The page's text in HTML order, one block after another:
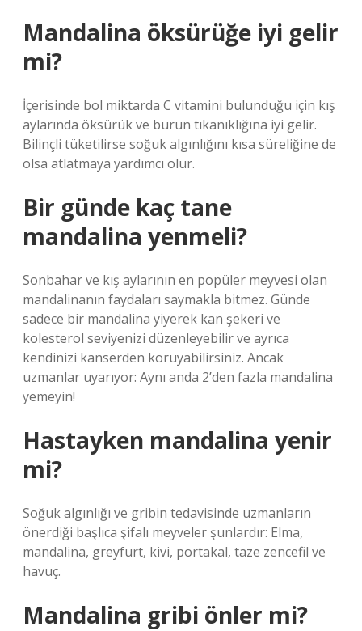
Mandalina öksürüğe iyi gelir
mi?
İçerisinde bol miktarda C vitamini bulunduğu için kış
aylarında öksürük ve burun tıkanıklığına iyi gelir.
Bilinçli tüketilirse soğuk algınlığını kısa süreliğine de
olsa atlatmaya yardımcı olur.
Bir günde kaç tane
mandalina yenmeli?
Sonbahar ve kış aylarının en popüler meyvesi olan
mandalinanın faydaları saymakla bitmez. Günde
sadece bir mandalina yiyerek kan şekeri ve
kolesterol seviyenizi düzenleyebilir ve ayrıca
kendinizi kanserden koruyabilirsiniz. Ancak
uzmanlar uyarıyor: Aynı anda 2’den fazla mandalina
yemeyin!
Hastayken mandalina yenir
mi?
Soğuk algınlığı ve gribin tedavisinde uzmanların
önerdiği başlıca şifalı meyveler şunlardır: Elma,
mandalina, greyfurt, kivi, portakal, taze zencefil ve
havuç.
Mandalina gribi önler mi?